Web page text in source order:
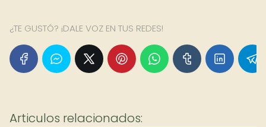
¿TE GUSTÓ? ¡DALE VOZ EN TUS REDES!
Articulos relacionados: